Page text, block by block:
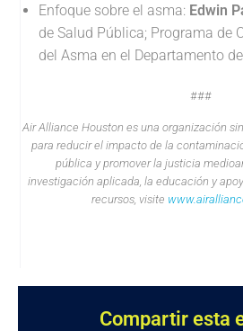
Enfoque sobre el asma: Edwin
de Salud Pública; Programa de
del Asma en el Departamento
###
Air Alliance Houston es una organización
para reducir el impacto de la
pública y promover la justicia
investigación aplicada, la educación y
recursos, visite
Compartir esta